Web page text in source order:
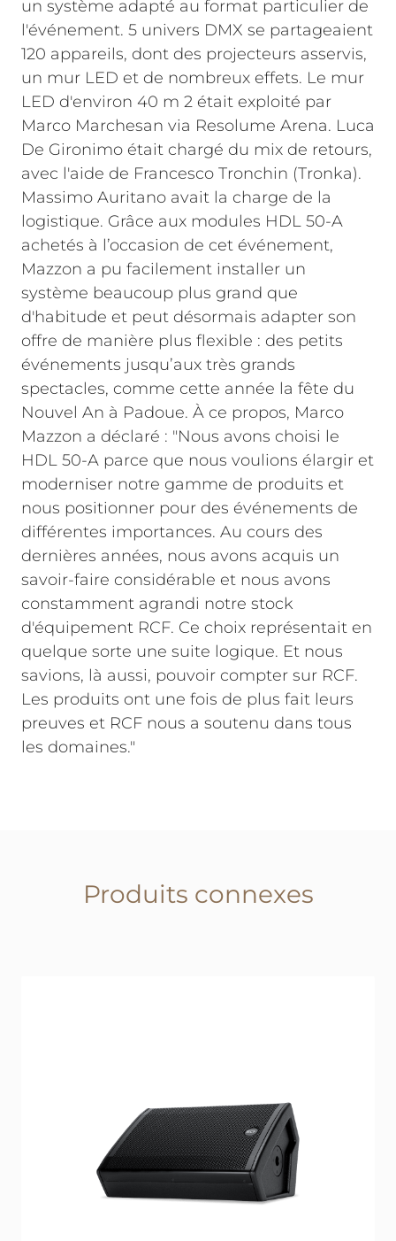
un système adapté au format particulier de
l'événement. 5 univers DMX se partageaient
120 appareils, dont des projecteurs asservis,
un mur LED et de nombreux effets. Le mur
LED d'environ 40 m 2 était exploité par
Marco Marchesan via Resolume Arena. Luca
De Gironimo était chargé du mix de retours,
avec l'aide de Francesco Tronchin (Tronka).
Massimo Auritano avait la charge de la
logistique. Grâce aux modules HDL 50-A
achetés à l’occasion de cet événement,
Mazzon a pu facilement installer un
système beaucoup plus grand que
d'habitude et peut désormais adapter son
offre de manière plus flexible : des petits
événements jusqu’aux très grands
spectacles, comme cette année la fête du
Nouvel An à Padoue. À ce propos, Marco
Mazzon a déclaré : "Nous avons choisi le
HDL 50-A parce que nous voulions élargir et
moderniser notre gamme de produits et
nous positionner pour des événements de
différentes importances. Au cours des
dernières années, nous avons acquis un
savoir-faire considérable et nous avons
constamment agrandi notre stock
d'équipement RCF. Ce choix représentait en
quelque sorte une suite logique. Et nous
savions, là aussi, pouvoir compter sur RCF.
Les produits ont une fois de plus fait leurs
preuves et RCF nous a soutenu dans tous
les domaines."
Produits connexes